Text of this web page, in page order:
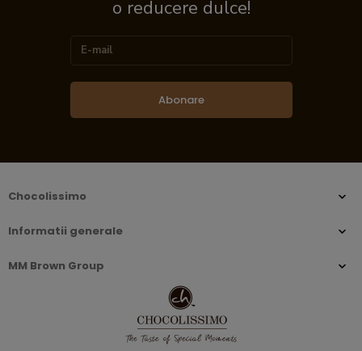
o reducere dulce!
Abonare
Chocolissimo
Informatii generale
MM Brown Group